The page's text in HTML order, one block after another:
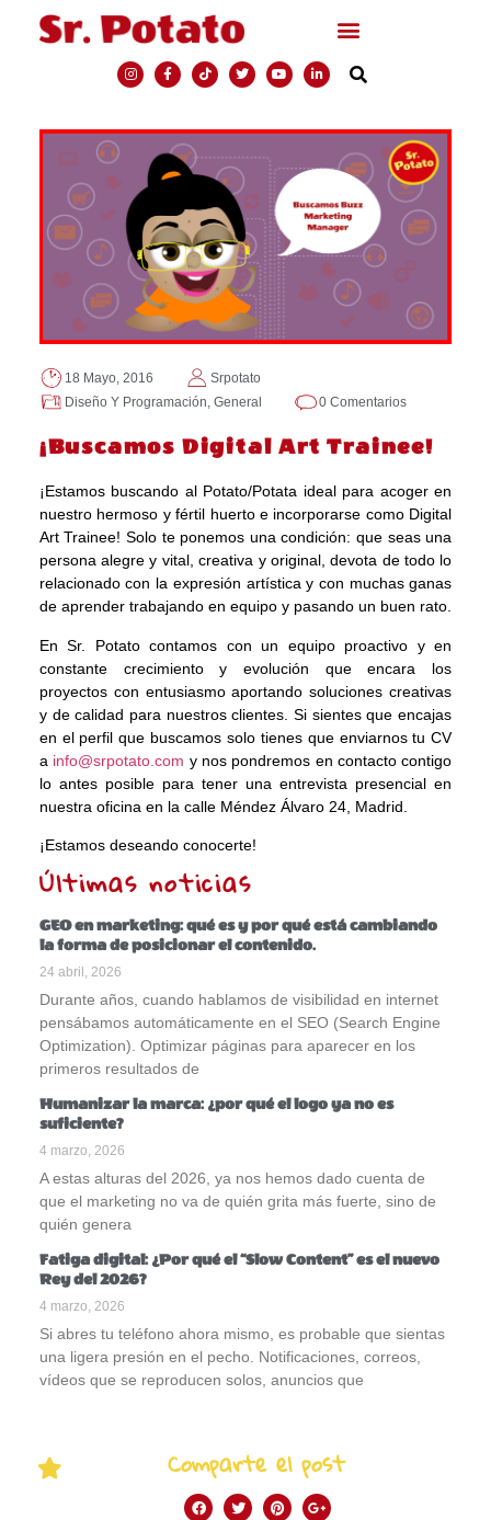
18 Mayo, 2016
Srpotato
Diseño Y Programación, General 0 Comentarios
¡Buscamos Digital Art Trainee!
¡Estamos buscando al Potato/Potata ideal para acoger en
nuestro hermoso y fértil huerto e incorporarse como Digital
Art Trainee! Solo te ponemos una condición: que seas una
persona alegre y vital, creativa y original, devota de todo lo
relacionado con la expresión artística y con muchas ganas
de aprender trabajando en equipo y pasando un buen rato.
En Sr. Potato contamos con un equipo proactivo y en
constante crecimiento y evolución que encara los
proyectos con entusiasmo aportando soluciones creativas
y de calidad para nuestros clientes. Si sientes que encajas
en el perfil que buscamos solo tienes que enviarnos tu CV
a info@srpotato.com y nos pondremos en contacto contigo
lo antes posible para tener una entrevista presencial en
nuestra oficina en la calle Méndez Álvaro 24, Madrid.
¡Estamos deseando conocerte!
Últimas noticias
GEO en marketing: qué es y por qué está cambiando
la forma de posicionar el contenido.
24 abril, 2026
Durante años, cuando hablamos de visibilidad en internet
pensábamos automáticamente en el SEO (Search Engine
Optimization). Optimizar páginas para aparecer en los
primeros resultados de
Humanizar la marca: ¿por qué el logo ya no es
suficiente?
4 marzo, 2026
A estas alturas del 2026, ya nos hemos dado cuenta de
que el marketing no va de quién grita más fuerte, sino de
quién genera
Fatiga digital: ¿Por qué el “Slow Content” es el nuevo
Rey del 2026?
4 marzo, 2026
Si abres tu teléfono ahora mismo, es probable que sientas
una ligera presión en el pecho. Notificaciones, correos,
vídeos que se reproducen solos, anuncios que
Comparte el post